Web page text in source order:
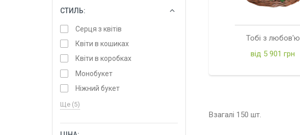
СТИЛЬ:
Серця з квітів
Квіти в кошиках
Квіти в коробках
Монобукет
Ніжний букет
Ще (5)
Тобі з любов'ю
від 5 901 грн
Взагалі 150 шт.